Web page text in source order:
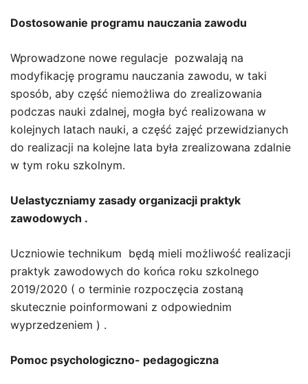
Dostosowanie programu nauczania zawodu
Wprowadzone nowe regulacje pozwalają na
modyfikację programu nauczania zawodu, w taki
sposób, aby część niemożliwa do zrealizowania
podczas nauki zdalnej, mogła być realizowana w
kolejnych latach nauki, a część zajęć przewidzianych
do realizacji na kolejne lata była zrealizowana zdalnie
w tym roku szkolnym.
Uelastyczniamy zasady organizacji praktyk
zawodowych .
Uczniowie technikum będą mieli możliwość realizacji
praktyk zawodowych do końca roku szkolnego
2019/2020 ( o terminie rozpoczęcia zostaną
skutecznie poinformowani z odpowiednim
wyprzedzeniem ) .
Pomoc psychologiczno- pedagogiczna